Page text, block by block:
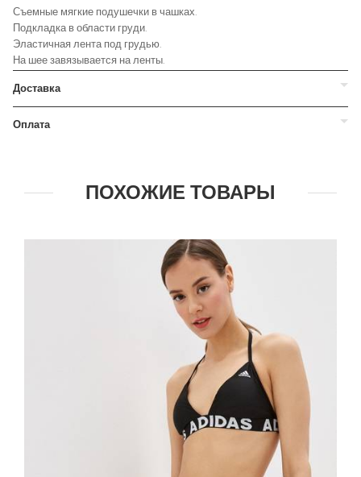
Съемные мягкие подушечки в чашках.
Подкладка в области груди.
Эластичная лента под грудью.
На шее завязывается на ленты.
Доставка
Оплата
ПОХОЖИЕ ТОВАРЫ